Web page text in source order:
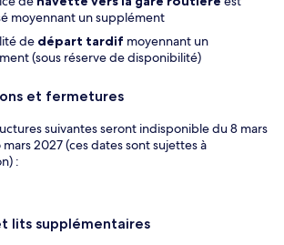
moyennant un supplément
de départ tardif moyennant un
(sous réserve de disponibilité)
et fermetures
suivantes seront indisponible du 8 mars
2027 (ces dates sont sujettes à
:
lits supplémentaires